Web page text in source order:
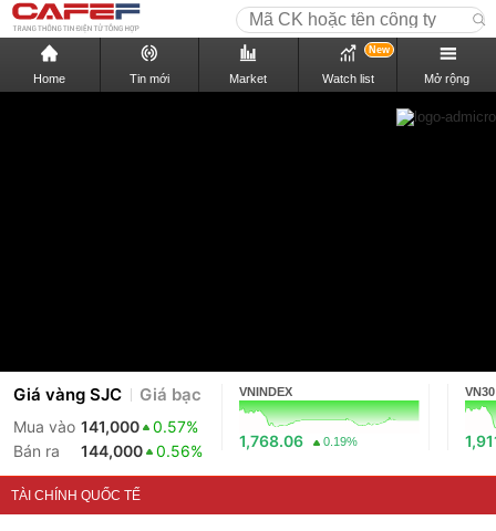
Home Tin mới Market Watch list
New
Mở rộng
Giá vàng SJC Giá bạc
Mua vào 141,000
0.57%
Bán ra
144,000 0.56%
VNINDEX
1,768.06 0.19%
VN30
TÀI CHÍNH QUỐC TẾ